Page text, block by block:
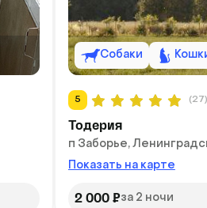
Собаки
5 (27)
Тодерия
п Заборье,
Показать на карте
2 000 ₽за 2 ночи